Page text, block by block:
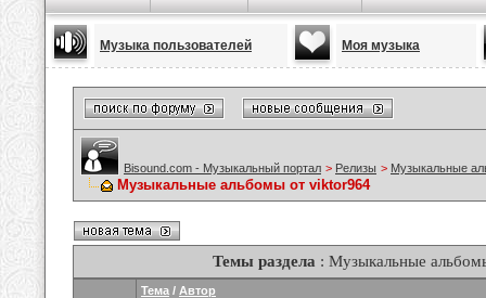
Музыка пользователей Моя музыка
Bisound.com - Музыкальный портал > Релизы > Музыкальные
Музыкальные альбомы от viktor964
Темы раздела : Музыкальные
Тема / Автор